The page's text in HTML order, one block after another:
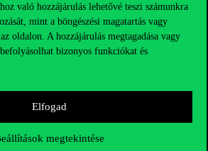
való hozzájárulás lehetővé teszi számunkra
mint a böngészési magatartás vagy
oldalon. A hozzájárulás megtagadása vagy
bizonyos funkciókat és
Elfogad
megtekintése